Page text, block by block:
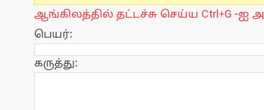
ஆங்கிலத்தில் தட்டச்சு செய்ய Ctrl+G -ஐ
பெயர்:
கருத்து: